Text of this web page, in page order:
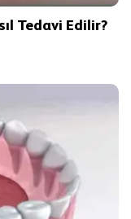
Tedavi Edilir?